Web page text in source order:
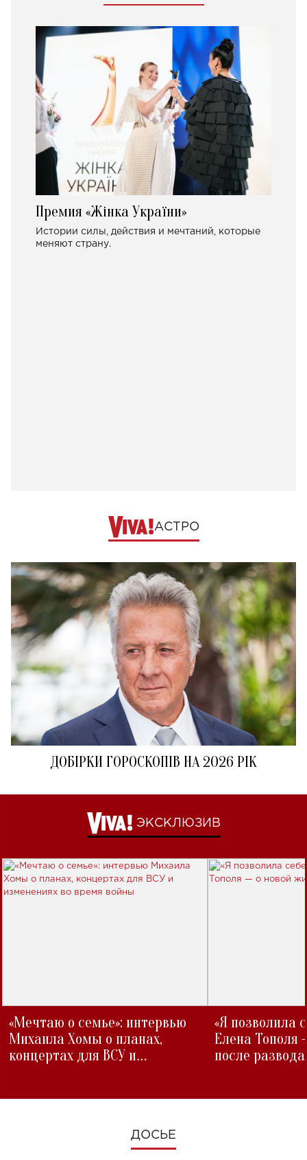
Премия «Жінка України»
Истории силы, действия и мечтаний, которые
меняют страну.
АСТРО
ДОБІРКИ ГОРОСКОПІВ НА 2026 РІК
ЭКСКЛЮЗИВ
«Мечтаю о семье»: интервью
Михаила Хомы о планах,
концертах для ВСУ и
«Я позволила
Елена Тополя
после развода
ДОСЬЕ